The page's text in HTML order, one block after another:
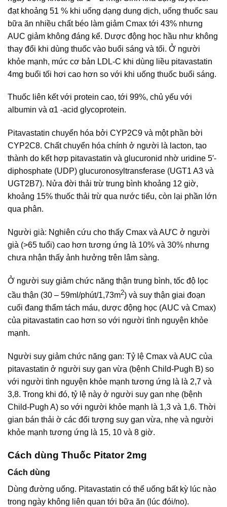
đạt khoảng 51 % khi uống dạng dung dịch, uống thuốc sau
bữa ăn nhiều chất béo làm giảm Cmax tới 43% nhưng
AUC giảm không đáng kể. Dược động học hầu như không
thay đổi khi dùng thuốc vào buổi sáng và tối. Ở người
khỏe mạnh, mức cơ bản LDL-C khi dùng liều pitavastatin
4mg buổi tối hơi cao hơn so với khi uống thuốc buổi sáng.
Thuốc liên kết với protein cao, tới 99%, chủ yếu với
albumin và α1 -acid glycoprotein.
Pitavastatin chuyển hóa bởi CYP2C9 và một phần bời
CYP2C8. Chất chuyển hóa chính ở người là lacton, tạo
thành do kết hợp pitavastatin và glucuronid nhờ uridine 5′-
diphosphate (UDP) glucuronosyltransferase (UGT1 A3 và
UGT2B7). Nửa đời thải trừ trung bình khoảng 12 giờ,
khoảng 15% thuốc thải trừ qua nước tiểu, còn lại phần lớn
qua phân.
Người già: Nghiên cứu cho thấy Cmax và AƯC ở người
già (>65 tuổi) cao hơn tương ứng là 10% và 30% nhưng
chưa nhận thấy ảnh hưởng trên lâm sàng.
Ở người suy giảm chức năng thận trung bình, tốc độ lọc
cầu thận (30 – 59ml/phút/1,73m2) và suy thận giai đoạn
cuối đang thẩm tách máu, dược động học (AUC và Cmax)
của pitavastatin cao hơn so với người tình nguyện khỏe
mạnh.
Người suy giảm chức năng gan: Tỷ lệ Cmax và AUC của
pitavastatin ở người suy gan vừa (bệnh Child-Pugh B) so
với người tình nguyện khỏe mạnh tương ứng là là 2,7 và
3,8. Trong khi đó, tỷ lệ này ở người suy gan nhẹ (bệnh
Child-Pugh A) so với người khỏe mạnh là 1,3 và 1,6. Thời
gian bán thải ờ các đổi tượng suy gan vừa, nhẹ và người
khỏe mạnh tương ứng là 15, 10 và 8 giờ.
Cách dùng Thuốc Pitator 2mg
Cách dùng
Dùng đường uống. Pitavastatin có thể uống bất kỳ lúc nào
trong ngày không liên quan tới bữa ăn (lúc đói/no).